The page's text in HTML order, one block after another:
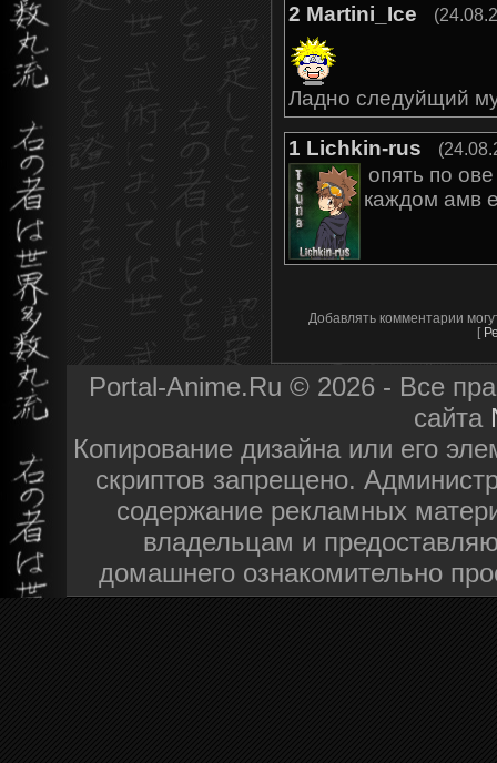
2 Martini_Ice
Ладно следуйщий
1 Lichkin-rus
опять по
каждом амв
Добавлять комментарии
[
Portal-Anime.Ru © 2026 - Все
сайта
Копирование дизайна или его
скриптов запрещено.
содержание рекламных
владельцам и
домашнего ознакомительно